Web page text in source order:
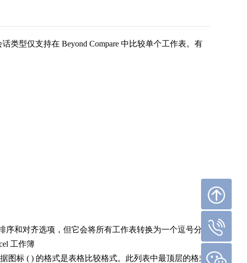
类型仅支持在 Beyond Compare 中比较单个工作表。有
序和对齐选项，但它会将所有工作表转换为一个逗号分隔
工作簿
图标 ( ) 的格式是表格比较格式。此列表中最顶层的格式
回到顶部
15210221926